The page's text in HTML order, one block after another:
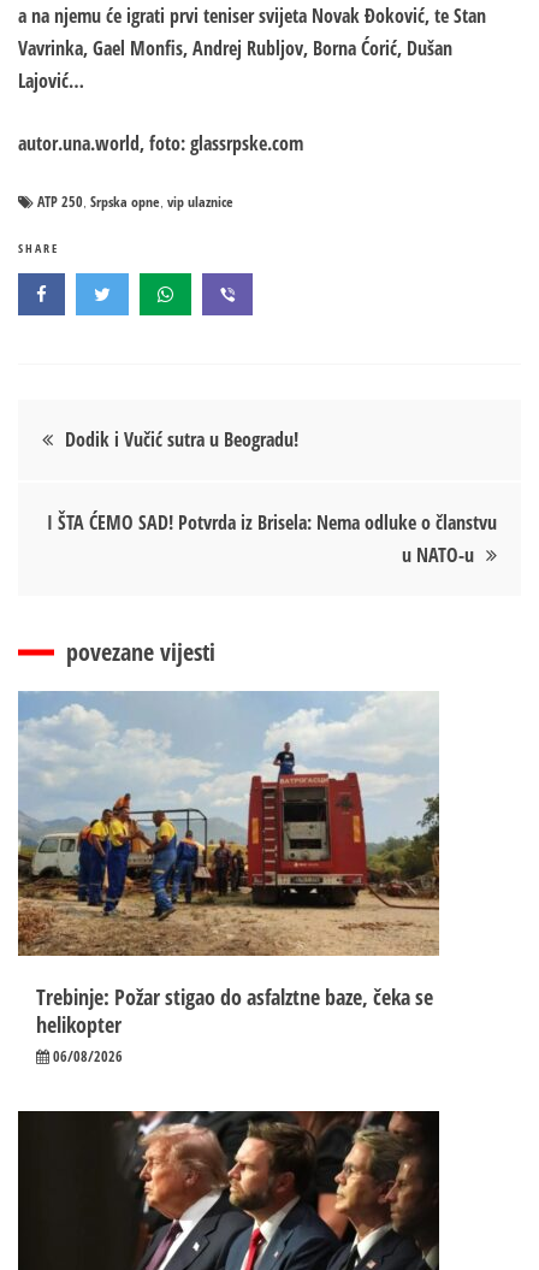
a na njemu će igrati prvi teniser svijeta Novak Đoković, te Stan
Vavrinka, Gael Monfis, Andrej Rubljov, Borna Ćorić, Dušan
Lajović…
autor.una.world, foto: glassrpske.com
ATP 250, Srpska opne, vip ulaznice
SHARE
Кретање
Dodik i Vučić sutra u Beogradu!
I ŠTA ĆEMO SAD! Potvrda iz Brisela: Nema odluke o članstvu
u NATO-u
povezane vijesti
Trebinje: Požar stigao do asfalztne baze, čeka se
helikopter
06/08/2026